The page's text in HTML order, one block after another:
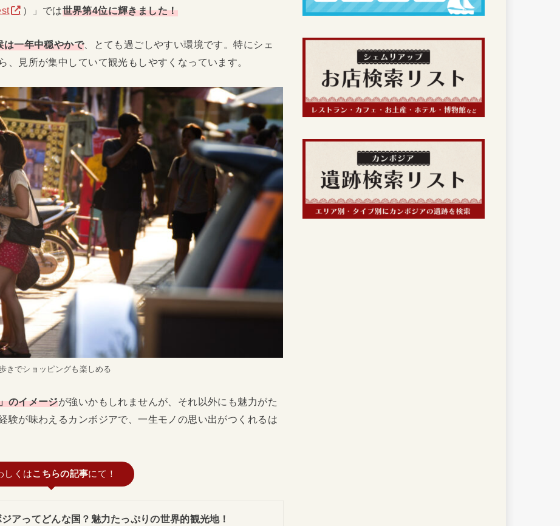
）」では世界第4位に輝きました！
は一年中穏やかで、とても過ごしやすい環境です。特にシェ
、見所が集中していて観光もしやすくなっています。
きでショッピングも楽しめる
のイメージが強いかもしれませんが、それ以外にも魅力がた
験が味わえるカンボジアで、一生モノの思い出がつくれるは
しくはこちらの記事にて！
ジアってどんな国？魅力たっぷりの世界的観光地！